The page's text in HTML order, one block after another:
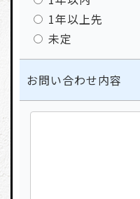
1年以上先
未定
お問い合わせ内容